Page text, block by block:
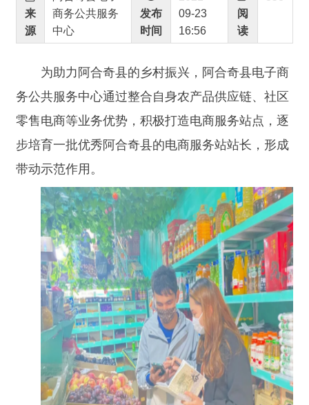
为助力阿合奇县的乡村振兴，阿合奇县电子商
务公共服务中心通过整合自身农产品供应链、社区
步培育一批优秀阿合奇县的电商服务站站长，形成
带动示范作用。